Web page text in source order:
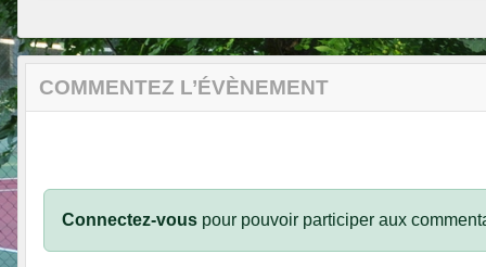
COMMENTEZ L’ÉVÈNEMENT
Connectez-vous pour pouvoir participer aux